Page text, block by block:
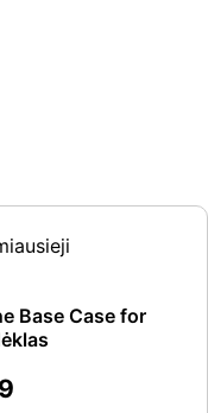
Base Case for
price
€9.99.